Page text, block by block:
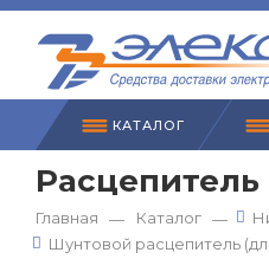
КАТАЛОГ
Расцепитель
Главная — Каталог —
Шунтовой расцепитель